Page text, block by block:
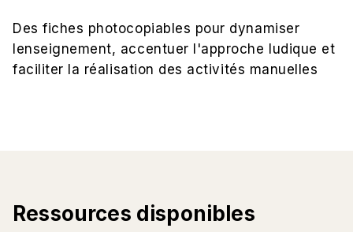
Des fiches photocopiables pour dynamiser
lenseignement, accentuer l'approche ludique et
faciliter la réalisation des activités manuelles
Ressources disponibles